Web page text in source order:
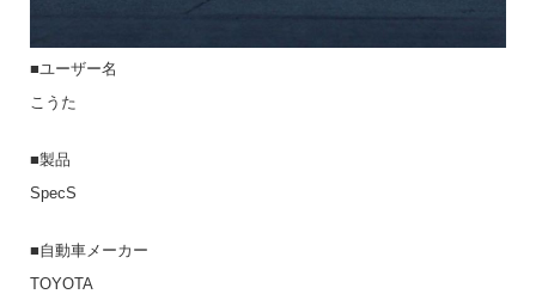
■ユーザー名
こうた
■製品
SpecS
■自動車メーカー
TOYOTA